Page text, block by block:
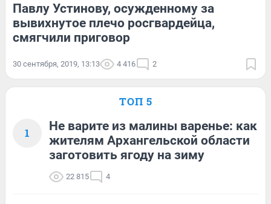
Павлу Устинову, осужденному за
вывихнутое плечо росгвардейца,
смягчили приговор
30 сентября, 2019, 13:13 4 416 2
ТОП 5
1
Не варите из малины варенье: как
жителям Архангельской области
заготовить ягоду на зиму
22 815 4